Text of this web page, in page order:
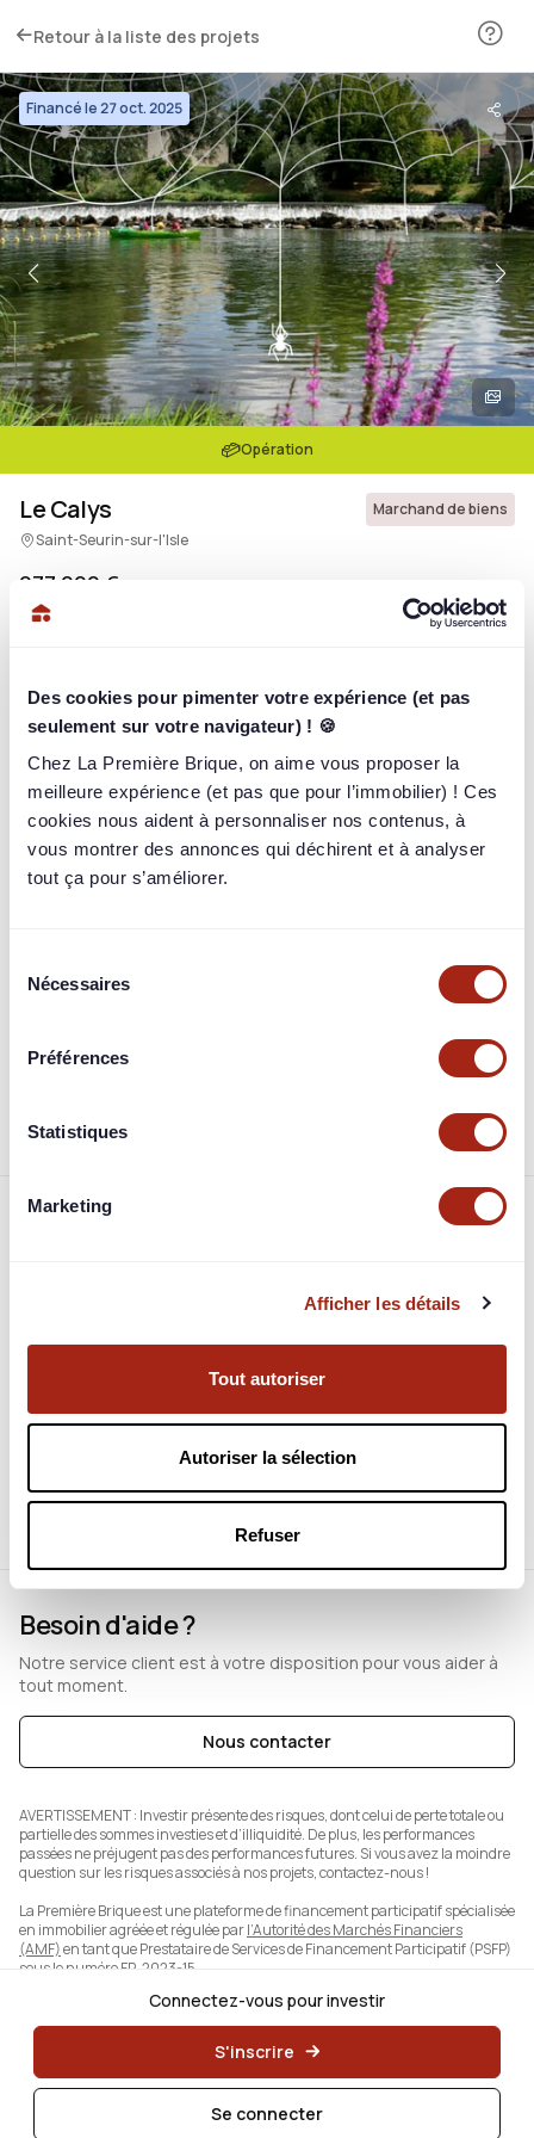
Des cookies pour pimenter votre expérience (et pas
seulement sur votre navigateur) ! 🍪
Chez La Première Brique, on aime vous proposer la
meilleure expérience (et pas que pour l’immobilier) ! Ces
cookies nous aident à personnaliser nos contenus, à
vous montrer des annonces qui déchirent et à analyser
tout ça pour s’améliorer.
Nécessaires
Préférences
Statistiques
Marketing
Afficher les détails
Tout autoriser
Autoriser la sélection
Refuser
Retour à la liste des projets
Financé le 27 oct. 2025
Opération
Le Calys
Marchand de biens
Saint-Seurin-sur-l'Isle
277 000 €
100%
Rendement
11,50% / ansur 20 mois
In-fine
Garantie
Hypothèque de 1er rang
Identifiez-vous pour consulter toutes les informations du
Comment et quand est-on remboursé ?
Quelle fiscalité est appliquée sur mes bénéfices ?
Quel est le fonctionnement des jimbots les
investisseurs automatiques ?
Besoin d'aide ?
Notre service client est à votre disposition pour vous aider à
tout moment.
Nous contacter
AVERTISSEMENT : Investir présente des risques, dont celui de perte totale ou
partielle des sommes investies et d’illiquidité. De plus, les performances
passées ne préjugent pas des performances futures. Si vous avez la moindre
question sur les risques associés à nos projets, contactez-nous !
La Première Brique est une plateforme de financement participatif spécialisée
en immobilier agréée et régulée parl’Autorité des Marchés Financiers
(AMF)en tant que Prestataire de Services de Financement Participatif (PSFP)
sous le numéro FP-2023-15.
Connectez-vous pour investir
S'inscrire
Se connecter